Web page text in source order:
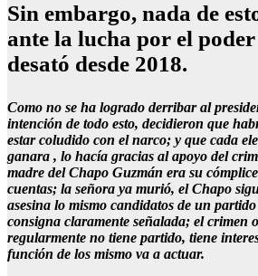
Sin embargo, nada de
ante la lucha por el
desató desde 2018.
Como no se ha logrado derribar al
intención de todo esto, decidieron que
estar coludido con el narco; y que cada
ganara , lo hacía gracias al apoyo del
madre del Chapo Guzmán era su
cuentas; la señora ya murió, el Chapo
asesina lo mismo candidatos de un
consigna claramente señalada; el crimen
regularmente no tiene partido, tiene
función de los mismo va a actuar.